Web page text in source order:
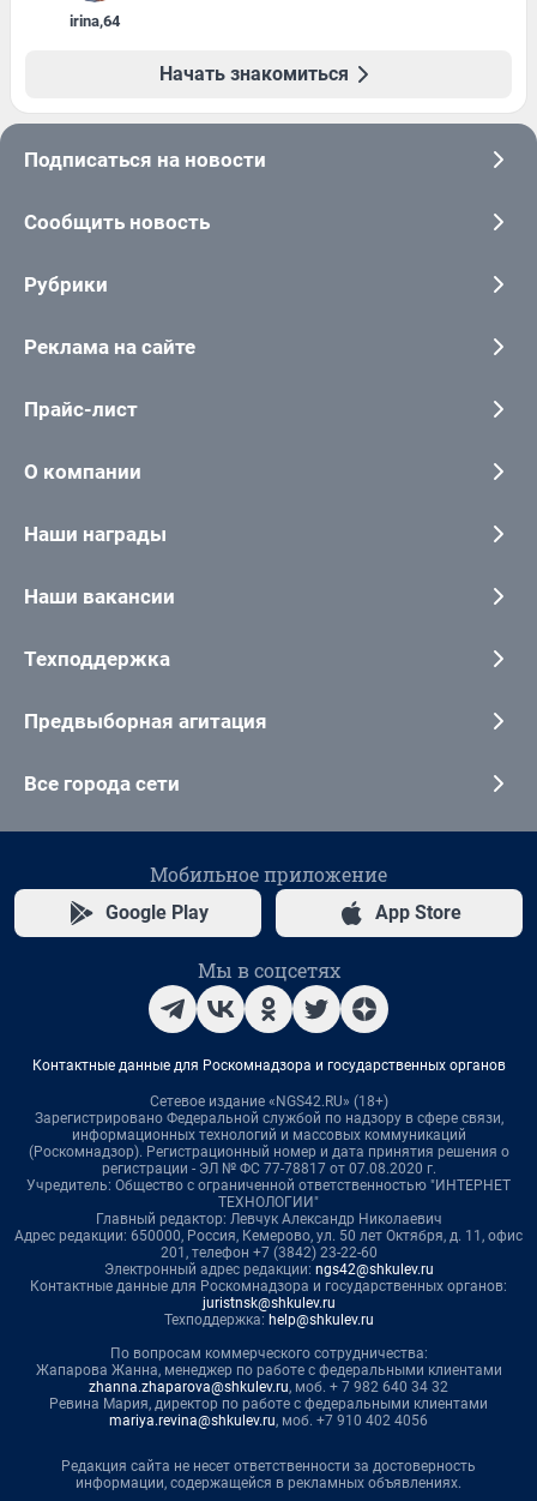
irina,64
Начать знакомиться
Подписаться на новости
Сообщить новость
Рубрики
Реклама на сайте
Прайс-лист
О компании
Наши награды
Наши вакансии
Техподдержка
Предвыборная агитация
Все города сети
Мобильное приложение
Google Play App Store
Мы в соцсетях
Контактные данные для Роскомнадзора и государственных органов
Сетевое издание «NGS42.RU» (18+)
Зарегистрировано Федеральной службой по надзору в сфере связи,
информационных технологий и массовых коммуникаций
(Роскомнадзор). Регистрационный номер и дата принятия решения о
регистрации - ЭЛ № ФС 77-78817 от 07.08.2020 г.
Учредитель: Общество с ограниченной ответственностью "ИНТЕРНЕТ
ТЕХНОЛОГИИ"
Главный редактор: Левчук Александр Николаевич
Адрес редакции: 650000, Россия, Кемерово, ул. 50 лет Октября, д. 11, офис
201, телефон +7 (3842) 23-22-60
Электронный адрес редакции: ngs42@shkulev.ru
Контактные данные для Роскомнадзора и государственных органов:
juristnsk@shkulev.ru
Техподдержка: help@shkulev.ru
По вопросам коммерческого сотрудничества:
Жапарова Жанна, менеджер по работе с федеральными клиентами
zhanna.zhaparova@shkulev.ru, моб. + 7 982 640 34 32
Ревина Мария, директор по работе с федеральными клиентами
mariya.revina@shkulev.ru, моб. +7 910 402 4056
Редакция сайта не несет ответственности за достоверность
информации, содержащейся в рекламных объявлениях.